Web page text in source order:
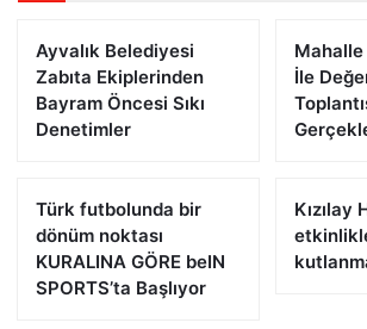
Ayvalık Belediyesi
Zabıta Ekiplerinden
Bayram Öncesi Sıkı
Denetimler
Mahalle
İle
Türk futbolunda bir
dönüm noktası
KURALINA GÖRE beIN
SPORTS’ta Başlıyor
Kızılay